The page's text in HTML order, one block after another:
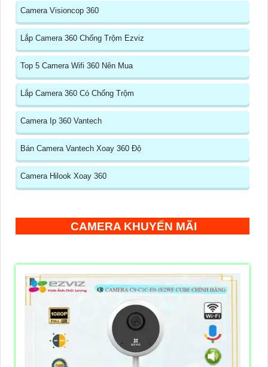
Camera Visioncop 360
Lắp Camera 360 Chống Trộm Ezviz
Top 5 Camera Wifi 360 Nên Mua
Lắp Camera 360 Có Chống Trộm
Camera Ip 360 Vantech
Bán Camera Vantech Xoay 360 Độ
Camera Hilook Xoay 360
CAMERA KHUYẾN MÃI